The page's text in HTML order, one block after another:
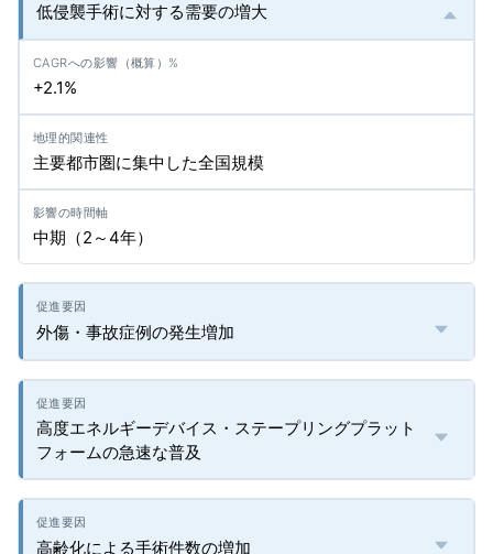
低侵襲手術に対する需要の増大
+2.1%
主要都市圏に集中した全国規模
中期（2～4年）
外傷・事故症例の発生増加
高度エネルギーデバイス・ステープリングプラット
フォームの急速な普及
高齢化による手術件数の増加